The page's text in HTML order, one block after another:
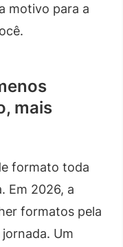
motivo para a
mais
formato toda
Em 2026, a
formatos pela
Um